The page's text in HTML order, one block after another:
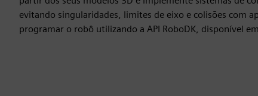
evitando singularidades, limites de eixo e colisões com
programar o robô utilizando a API RoboDK, disponível